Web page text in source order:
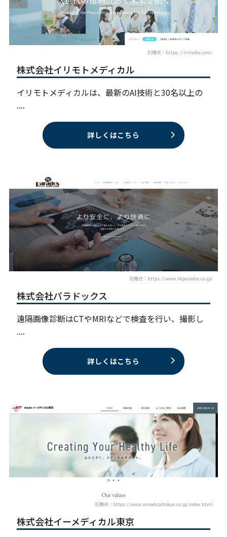
引用元：https://irimoto.com/
株式会社イリモトメディカル
イリモトメディカルは、最新のAI技術と30名以上の
....
詳しくはこちら
引用元：https://www.kkparadox.co.jp/
株式会社パラドックス
遠隔画像診断はCTやMRIなどで検査を行い、撮影し
....
詳しくはこちら
引用元：https://www.emedicaltokyo.co.jp/index.html
株式会社イーメディカル東京